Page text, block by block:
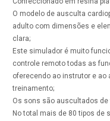
O modelo de ausculta
adulto com dimensões e
clara;
Este simulador é muito
controle remoto todas as
oferecendo ao instrutor e
treinamento;
Os sons são auscultados de
No total mais de 80 tipos de